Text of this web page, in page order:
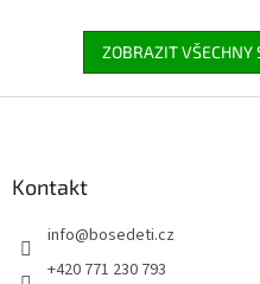
ZOBRAZIT VŠECHNY
Kontakt
info@bosedeti.cz
+420 771 230 793